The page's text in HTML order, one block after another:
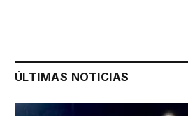
ÚLTIMAS NOTICIAS